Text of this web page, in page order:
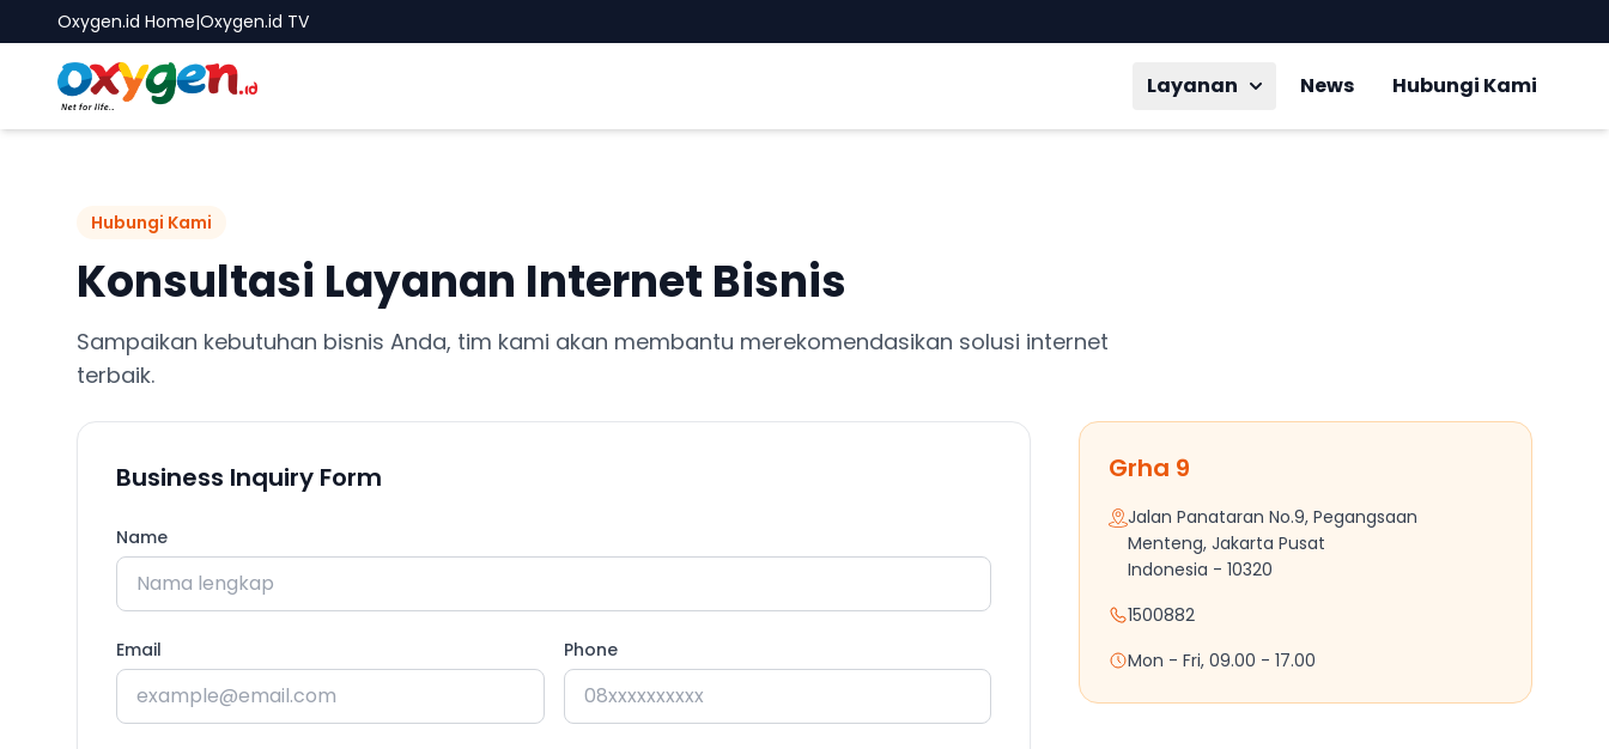
Oxygen.id Home|Oxygen.id TV
Layanan News Hubungi Kami
Hubungi Kami
Konsultasi Layanan Internet Bisnis
Sampaikan kebutuhan bisnis Anda, tim kami akan membantu merekomendasikan solusi internet
terbaik.
Business Inquiry Form
Name
Email Phone
Grha 9
Jalan Panataran No.9, Pegangsaan
Menteng, Jakarta Pusat
Indonesia - 10320
1500882
Mon - Fri, 09.00 - 17.00